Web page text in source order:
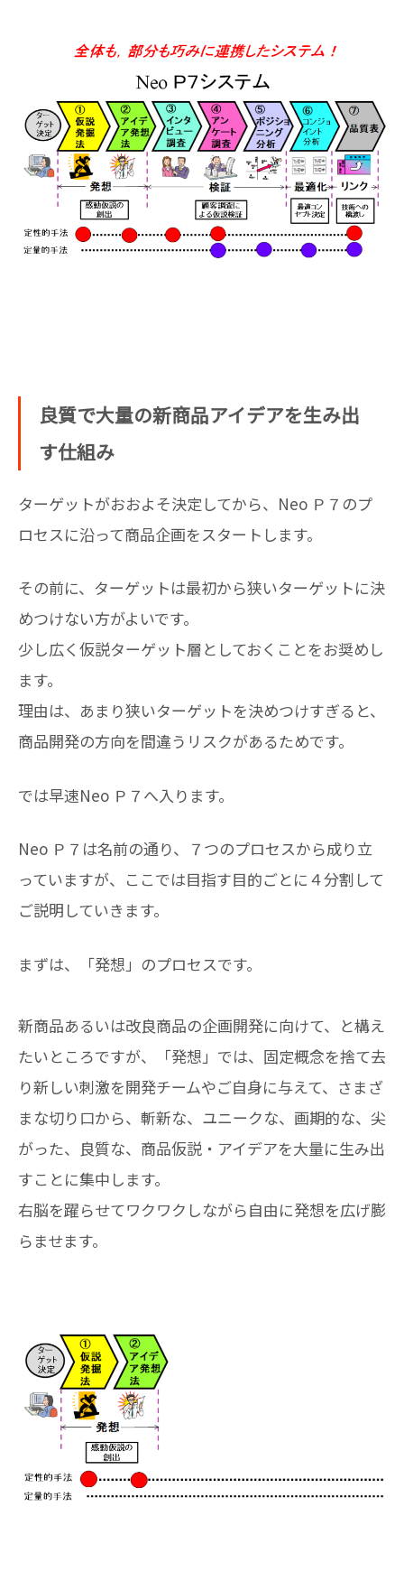
良質で大量の新商品アイデアを生み出
す仕組み
ターゲットがおおよそ決定してから、Neo Ｐ７のプ
ロセスに沿って商品企画をスタートします。
その前に、ターゲットは最初から狭いターゲットに決
めつけない方がよいです。
少し広く仮説ターゲット層としておくことをお奨めし
ます。
理由は、あまり狭いターゲットを決めつけすぎると、
商品開発の方向を間違うリスクがあるためです。
では早速Neo Ｐ７へ入ります。
Neo Ｐ７は名前の通り、７つのプロセスから成り立
っていますが、ここでは目指す目的ごとに４分割して
ご説明していきます。
まずは、「発想」のプロセスです。
新商品あるいは改良商品の企画開発に向けて、と構え
たいところですが、「発想」では、固定概念を捨て去
り新しい刺激を開発チームやご自身に与えて、さまざ
まな切り口から、斬新な、ユニークな、画期的な、尖
がった、良質な、商品仮説・アイデアを大量に生み出
すことに集中します。
右脳を躍らせてワクワクしながら自由に発想を広げ膨
らませます。